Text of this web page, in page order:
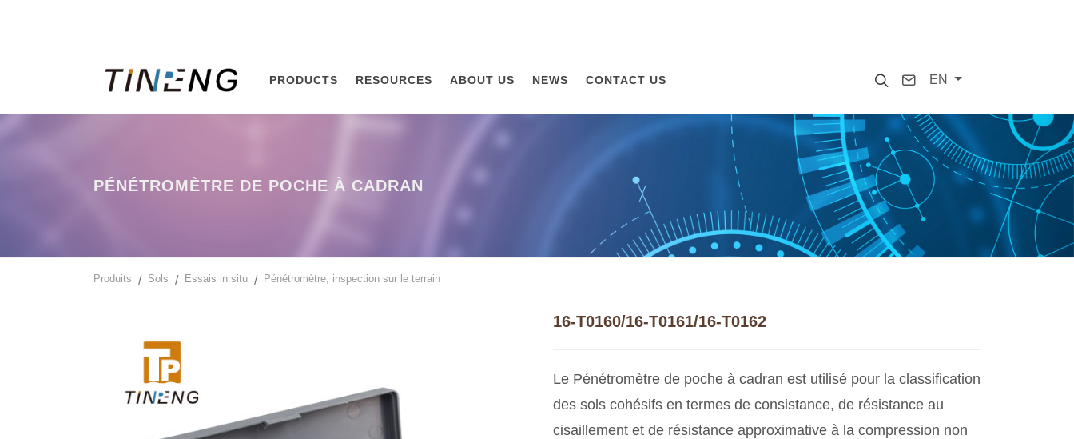
SearchContact
EN
PRODUCTS RESOURCES ABOUT US NEWS CONTACT US
PÉNÉTROMÈTRE DE POCHE À CADRAN
Produits Sols Essais in situ Pénétromètre, inspection sur le terrain
16-T0160/16-T0161/16-T0162
Le Pénétromètre de poche à cadran est utilisé pour la classification
des sols cohésifs en termes de consistance, de résistance au
cisaillement et de résistance approximative à la compression non